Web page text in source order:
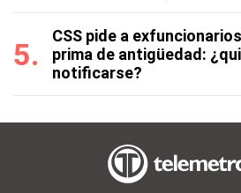
CSS pide a
prima de antigüedad:
notificarse?